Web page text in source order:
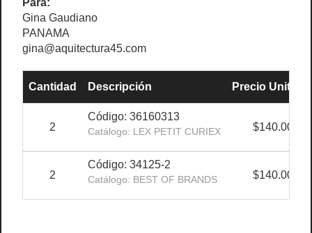
Para:
Gina Gaudiano
PANAMA
gina@aquitectura45.com
Cantidad Descripción Precio Unit.
2
Código: 36160313
Catálogo: LEX PETIT CURIEX $140.00
2
Código: 34125-2
Catálogo: BEST OF BRANDS $140.00